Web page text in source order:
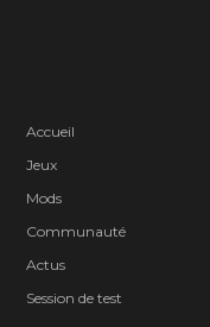
Accueil
Jeux
Mods
Communauté
Actus
Session de test